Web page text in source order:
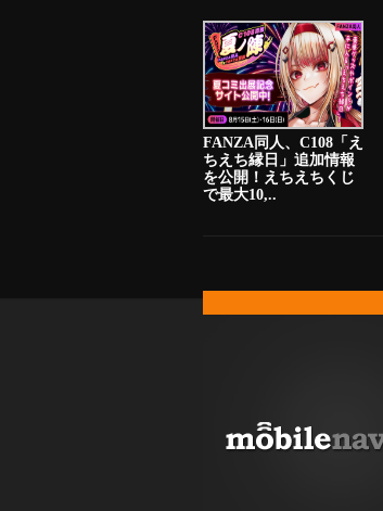
FANZA同人、C108「え
ちえち縁日」追加情報
を公開！えちえちくじ
で最大10,..